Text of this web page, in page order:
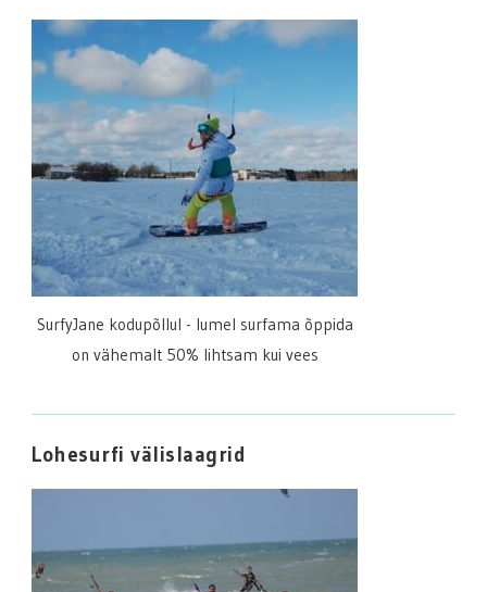
SurfyJane kodupõllul - lumel surfama õppida
on vähemalt 50% lihtsam kui vees
Lohesurfi välislaagrid